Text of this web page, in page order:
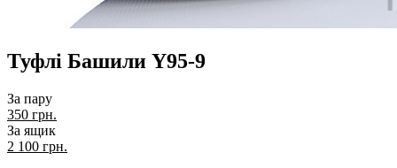
Туфлі Башили Y95-9
За пару
350 грн.
За ящик
2 100 грн.